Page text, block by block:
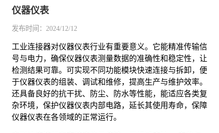
仪器仪表
发布时间：2024/12/12
工业连接器对仪器仪表行业有重要意义。它能精准传输信
号与电力，确保仪器仪表测量数据的准确性和稳定性，让
检测结果可靠。可实现不同功能模块快速连接与拆卸，便
于仪器仪表的组装、调试和维修，提高生产与维护效率。
还具备良好的抗干扰、防尘、防水等性能，能适应各类复
杂环境，保护仪器仪表内部电路，延长其使用寿命，保障
仪器仪表在各领域的正常运行。